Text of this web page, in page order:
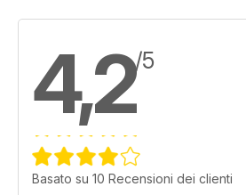
4,2/5
Basato su 10 Recensioni dei clienti